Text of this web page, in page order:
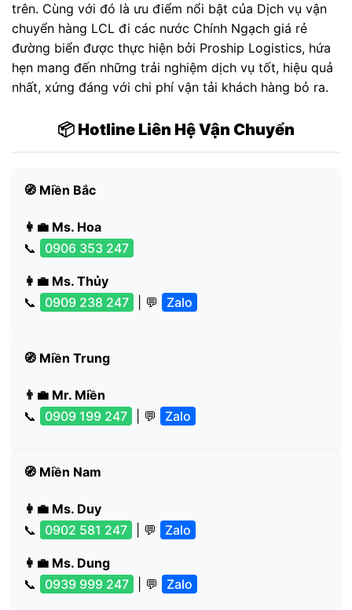
trên. Cùng với đó là ưu điểm nổi bật của Dịch vụ vận
chuyển hàng LCL đi các nước Chính Ngạch giá rẻ
đường biển được thực hiện bởi Proship Logistics, hứa
hẹn mang đến những trải nghiệm dịch vụ tốt, hiệu quả
nhất, xứng đáng với chi phí vận tải khách hàng bỏ ra.
📦 Hotline Liên Hệ Vận Chuyển
🧭 Miền Bắc
👩‍💼 Ms. Hoa
📞
0906 353 247
👩‍💼 Ms. Thủy
📞
0909 238 247 | 💬 Zalo
🧭 Miền Trung
👨‍💼 Mr. Miền
📞
0909 199 247 | 💬 Zalo
🧭 Miền Nam
👩‍💼 Ms. Duy
📞
0902 581 247 | 💬 Zalo
👩‍💼 Ms. Dung
📞
0939 999 247 | 💬 Zalo